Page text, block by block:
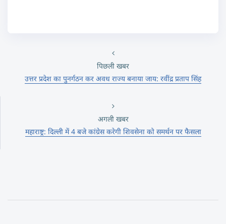
पिछली खबर
उत्तर प्रदेश का पुनर्गठन कर अवध राज्य बनाया जाय: रवींद्र प्रताप सिंह
अगली खबर
महाराष्ट्र: दिल्ली में 4 बजे कांग्रेस करेगी शिवसेना को समर्थन पर फैसला